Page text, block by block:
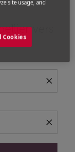
vers
close
close
populaires
site usage, and
Cookies